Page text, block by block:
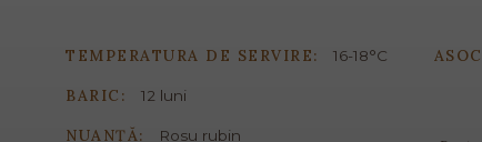
TEMPERATURA DE SERVIRE: 16-18°C
BARIC: 12 luni
NUANȚĂ: Rosu rubin